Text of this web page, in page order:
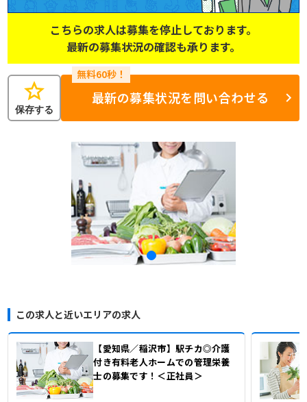
こちらの求人は募集を停止しております。
最新の募集状況の確認も承ります。
star
保存する
最新の募集状況を問い合わせる
この求人と近いエリアの求人
【愛知県／稲沢市】駅チカ◎介護
付き有料老人ホームでの管理栄養
士の募集です！＜正社員＞